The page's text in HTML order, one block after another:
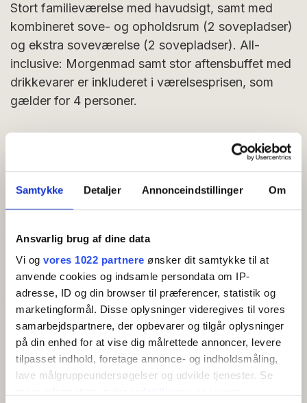
Samtykke Detaljer Annonceindstillinger Om
Ansvarlig brug af dine data
Vi og vores 1022 partnere ønsker dit samtykke til at
anvende cookies og indsamle persondata om IP-
adresse, ID og din browser til præferencer, statistik og
marketingformål. Disse oplysninger videregives til vores
samarbejdspartnere, der opbevarer og tilgår oplysninger
på din enhed for at vise dig målrettede annoncer, levere
tilpasset indhold, foretage annonce- og indholdsmåling,
lave målgruppeundersøgelser og udvikle tjenester. Se
Stort familieværelse med havudsigt, samt med
kombineret sove- og opholdsrum (2 sovepladser)
og ekstra soveværelse (2 sovepladser). All-
inclusive: Morgenmad samt stor aftensbuffet med
drikkevarer er inkluderet i værelsesprisen, som
gælder for 4 personer.
Generelt
Senge i alt: 4
Godt at vide
Morgenmad inkluderet
Faciliteter
Gratis wifi
Altan/terrasse
Køleskab
Kaffemaskine/elkedel